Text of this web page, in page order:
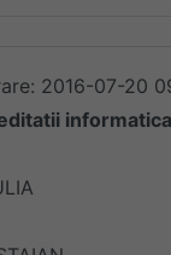
2016-07-20
informatica